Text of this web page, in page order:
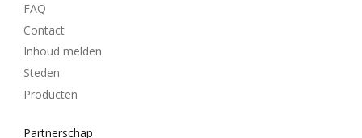
FAQ
Contact
Inhoud melden
Steden
Producten
Partnerschap